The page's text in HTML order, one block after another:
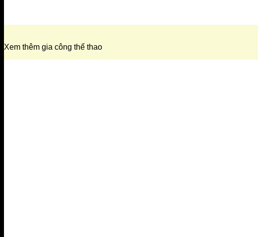
Xem thêm gia công thể thao